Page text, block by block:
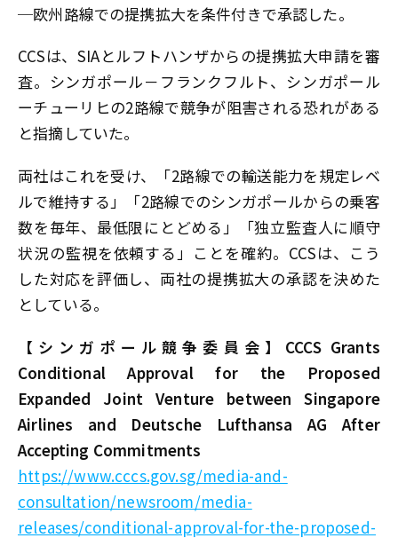
─欧州路線での提携拡大を条件付きで承認した。
CCSは、SIAとルフトハンザからの提携拡大申請を審
査。シンガポール－フランクフルト、シンガポール
ーチューリヒの2路線で競争が阻害される恐れがある
と指摘していた。
両社はこれを受け、「2路線での輸送能力を規定レベ
ルで維持する」「2路線でのシンガポールからの乗客
数を毎年、最低限にとどめる」「独立監査人に順守
状況の監視を依頼する」ことを確約。CCSは、こう
した対応を評価し、両社の提携拡大の承認を決めた
としている。
【シンガポール競争委員会】CCCS Grants
Conditional Approval for the Proposed
Expanded Joint Venture between Singapore
Airlines and Deutsche Lufthansa AG After
Accepting Commitments
https://www.cccs.gov.sg/media-and-
consultation/newsroom/media-
releases/conditional-approval-for-the-proposed-